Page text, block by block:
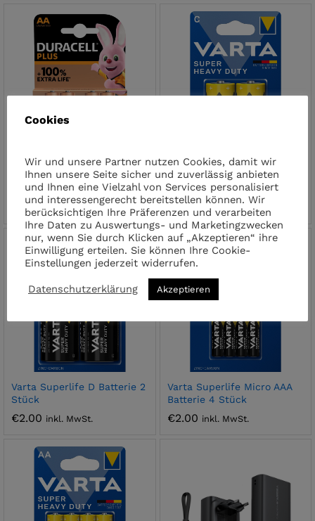
Duracell Alkaline Batterien
AAA Plus Power 4er Pack
MN2400/LR04
4.90 inkl. MwSt.
Varta Superlife C Batterie 2
Stück
€2.00 inkl. MwSt.
Varta Superlife D Batterie 2
Stück
€2.00 inkl. MwSt.
Varta Superlife Micro AAA
Batterie 4 Stück
€2.00 inkl. MwSt.
Cookies
Wir und unsere Partner nutzen Cookies, damit wir
Ihnen unsere Seite sicher und zuverlässig anbieten
und Ihnen eine Vielzahl von Services personalisiert
und interessengerecht bereitstellen können. Wir
berücksichtigen Ihre Präferenzen und verarbeiten
Ihre Daten zu Auswertungs- und Marketingzwecken
nur, wenn Sie durch Klicken auf „Akzeptieren“ ihre
Einwilligung erteilen. Sie können Ihre Cookie-
Einstellungen jederzeit widerrufen.
Datenschutzerklärung Akzeptieren